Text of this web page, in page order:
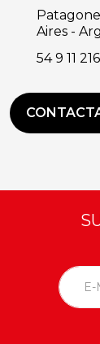
Aires -
54 9 11